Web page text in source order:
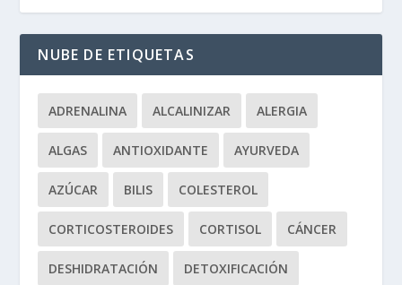
NUBE DE ETIQUETAS
ADRENALINA ALCALINIZAR ALERGIA
ALGAS ANTIOXIDANTE AYURVEDA
AZÚCAR BILIS COLESTEROL
CORTICOSTEROIDES CORTISOL CÁNCER
DESHIDRATACIÓN DETOXIFICACIÓN